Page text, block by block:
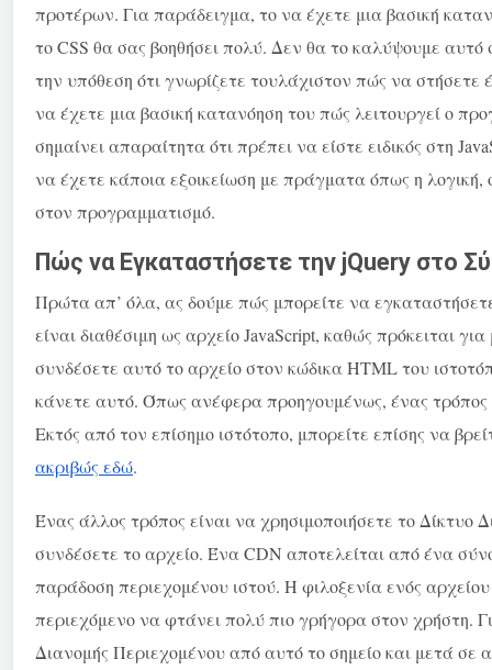
προτέρων. Για παράδειγμα, το να έχετε μια βασική
το CSS θα σας βοηθήσει πολύ. Δεν θα το καλύψουμε
την υπόθεση ότι γνωρίζετε τουλάχιστον πώς να
να έχετε μια βασική κατανόηση του πώς λειτουργεί ο
σημαίνει απαραίτητα ότι πρέπει να είστε ειδικός στη
να έχετε κάποια εξοικείωση με πράγματα όπως η λογική,
στον προγραμματισμό.
Πώς να Εγκαταστήσετε την jQuery στο
Πρώτα απ’ όλα, ας δούμε πώς μπορείτε να
είναι διαθέσιμη ως αρχείο JavaScript, καθώς πρόκειται
συνδέσετε αυτό το αρχείο στον κώδικα HTML του
κάνετε αυτό. Όπως ανέφερα προηγουμένως, ένας
Εκτός από τον επίσημο ιστότοπο, μπορείτε επίσης να
ακριβώς εδώ.
Ένας άλλος τρόπος είναι να χρησιμοποιήσετε το Δίκτυο
συνδέσετε το αρχείο. Ένα CDN αποτελείται από ένα
παράδοση περιεχομένου ιστού. Η φιλοξενία ενός
περιεχόμενο να φτάνει πολύ πιο γρήγορα στον χρήστη.
Διανομής Περιεχομένου από αυτό το σημείο και μετά σε